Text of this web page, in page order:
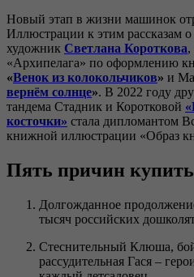
Новый этап в жизни машинок
Иллюстрации к этим рассказам
художник Светлана Короткова,
«Архипелага» по оформлению
«Венок из колокольчиков» и
вернём солнце». В 2022 году
тандема Стадник и Коротковой
косточки» стала дипломантом
книжной иллюстрации «Образ
Пять причин купить
Долгожданное
тысяч российских
Стеснительный Клюша,
рассудительная Гася –